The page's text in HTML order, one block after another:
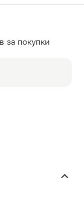
за покупки